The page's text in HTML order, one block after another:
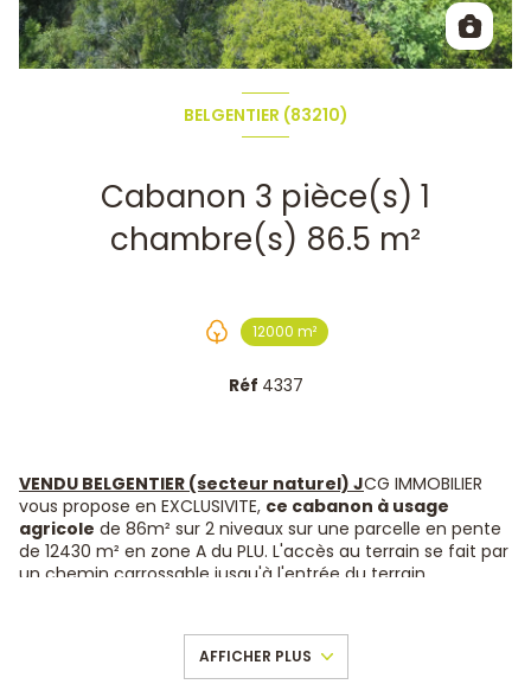
BELGENTIER (83210)
Cabanon 3 pièce(s) 1
chambre(s) 86.5 m²
12000 m²
Réf 4337
VENDU BELGENTIER (secteur naturel) JCG IMMOBILIER
vous propose en EXCLUSIVITE, ce cabanon à usage
agricole de 86m² sur 2 niveaux sur une parcelle en pente
de 12430 m² en zone A du PLU. L'accès au terrain se fait par
un chemin carrossable jusqu'à l'entrée du terrain.
revêtement type tout venant recyclé.
Le cabanon se composeau rez de chaussée (43 m²)
d'une pièce à vivre avec cheminée et cuisine ouverte, 1
AFFICHER PLUS